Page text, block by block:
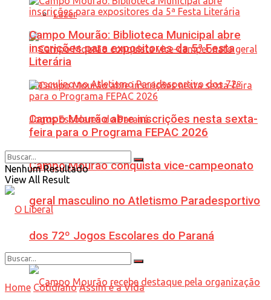
Lazer
Campo Mourão conquista vice-campeonato
geral masculino no Atletismo Paradesportivo
dos 72º Jogos Escolares do Paraná
Campo Mourão: Biblioteca Municipal abre
inscrições para expositores da 5ª Festa
Literária
Campo Mourão abre inscrições nesta sexta-
feira para o Programa FEPAC 2026
Nenhum Resultado
View All Result
Home Cotidiano Assim é a Vida